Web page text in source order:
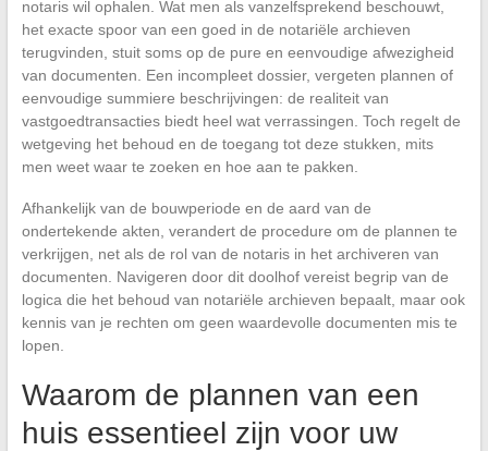
notaris wil ophalen. Wat men als vanzelfsprekend beschouwt,
het exacte spoor van een goed in de notariële archieven
terugvinden, stuit soms op de pure en eenvoudige afwezigheid
van documenten. Een incompleet dossier, vergeten plannen of
eenvoudige summiere beschrijvingen: de realiteit van
vastgoedtransacties biedt heel wat verrassingen. Toch regelt de
wetgeving het behoud en de toegang tot deze stukken, mits
men weet waar te zoeken en hoe aan te pakken.
Afhankelijk van de bouwperiode en de aard van de
ondertekende akten, verandert de procedure om de plannen te
verkrijgen, net als de rol van de notaris in het archiveren van
documenten. Navigeren door dit doolhof vereist begrip van de
logica die het behoud van notariële archieven bepaalt, maar ook
kennis van je rechten om geen waardevolle documenten mis te
lopen.
Waarom de plannen van een
huis essentieel zijn voor uw